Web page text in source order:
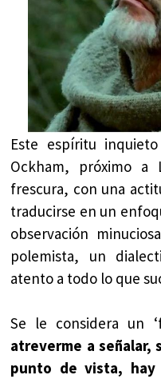
Este espíritu
Ockham, próximo a
frescura, con una
traducirse en un
observación
polemista, un
atento a todo lo que
Se le considera un
atreverme a señalar,
punto de vista,